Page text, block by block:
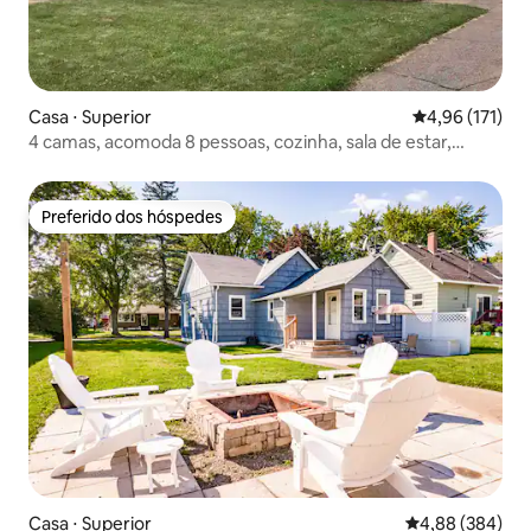
Casa ⋅ Superior 4,96 de uma
4,96 (171)
4 camas, acomoda 8 pessoas, cozinha, sala de estar,
Preferido dos hóspedes
Preferido dos hóspedes
Casa ⋅ Superior 4,88 de uma
4,88 (384)